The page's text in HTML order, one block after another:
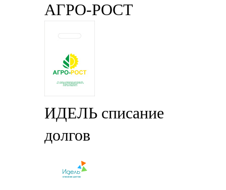
АГРО-РОСТ
ИДЕЛЬ списание
долгов